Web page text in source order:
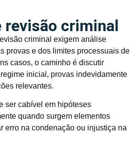
revisão criminal
criminal exigem análise
provas e dos limites processuais de
casos, o caminho é discutir
inicial, provas indevidamente
relevantes.
ser cabível em hipóteses
quando surgem elementos
erro na condenação ou injustiça na